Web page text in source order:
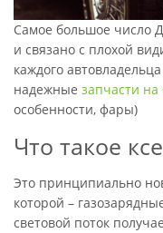
Самое большое число
и связано с плохой
каждого
надежные запчасти
особенности, фары)
Что такое
Это принципиально
которой –
световой поток